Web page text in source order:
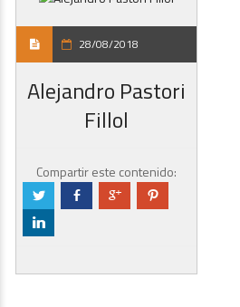
28/08/2018
Alejandro Pastori
Fillol
Compartir este contenido:
a b c d
j